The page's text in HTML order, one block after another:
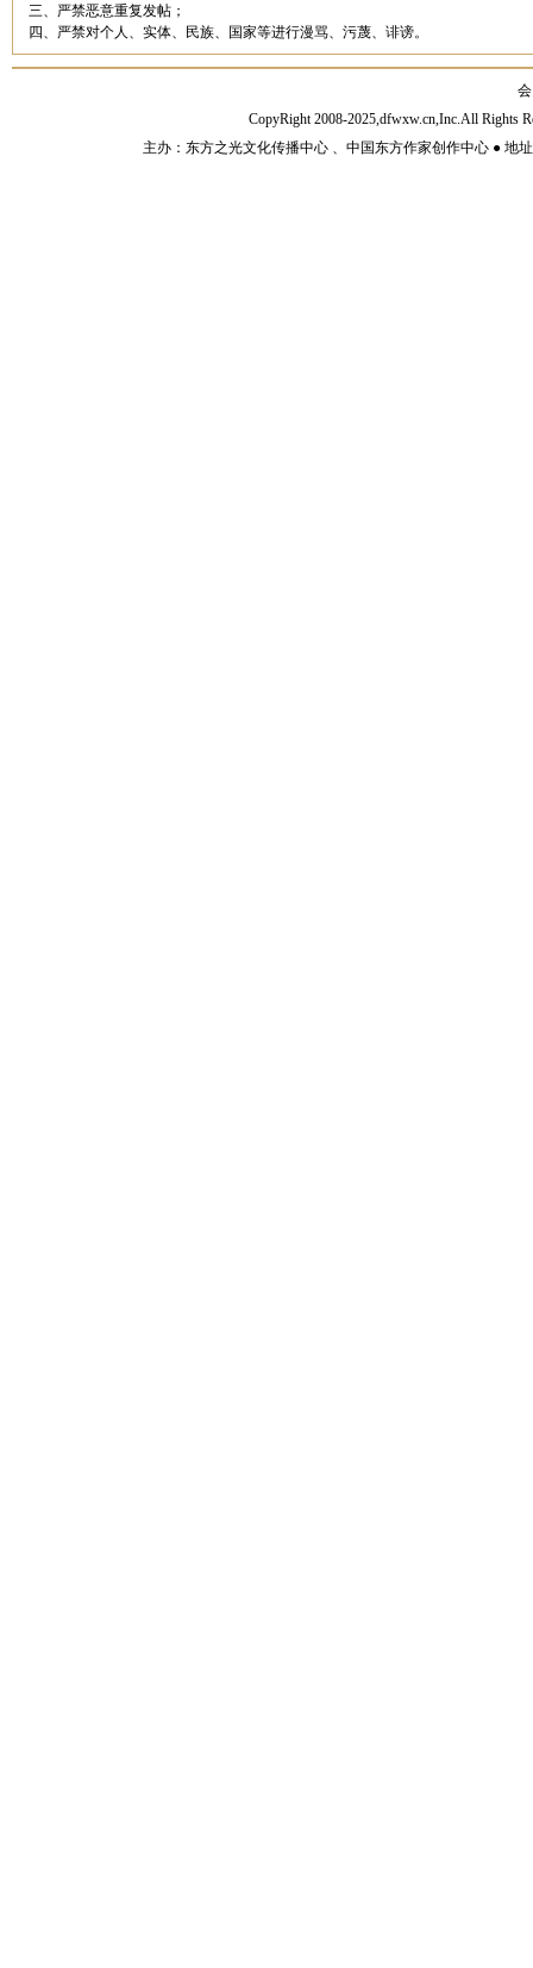
三、严禁恶意重复发帖；
四、严禁对个人、实体、民族、国家等进行漫骂、污蔑、诽谤。
CopyRight 2008-2025,dfwxw.cn,Inc.All Rights
主办：东方之光文化传播中心 、中国东方作家创作中心 ● 地